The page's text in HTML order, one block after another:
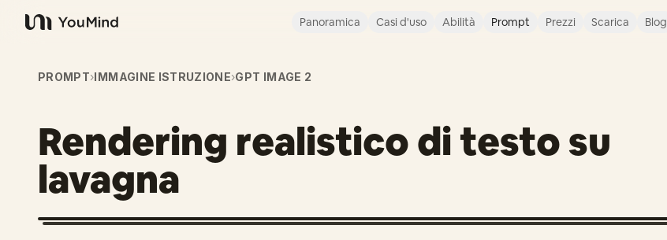
YouMind
Panoramica Casi d'uso Abilità Prompt Prezzi Scarica Blog
PROMPT›IMMAGINE ISTRUZIONE›GPT IMAGE 2
Rendering realistico di testo su
lavagna